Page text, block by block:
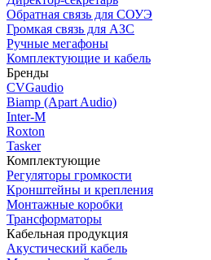
Обратная связь для СОУЭ
Громкая связь для АЗС
Ручные мегафоны
Комплектующие и кабель
Бренды
CVGaudio
Biamp (Apart Audio)
Inter-M
Roxton
Tasker
Комплектующие
Регуляторы громкости
Кронштейны и крепления
Монтажные коробки
Трансформаторы
Кабельная продукция
Акустический кабель